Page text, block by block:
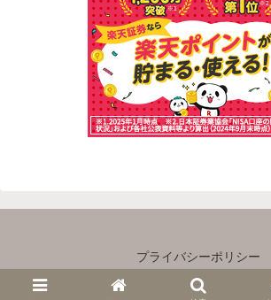
プライバシーポリシー
Copyright © 2023 主婦×ゆるＦＩＲＥ All